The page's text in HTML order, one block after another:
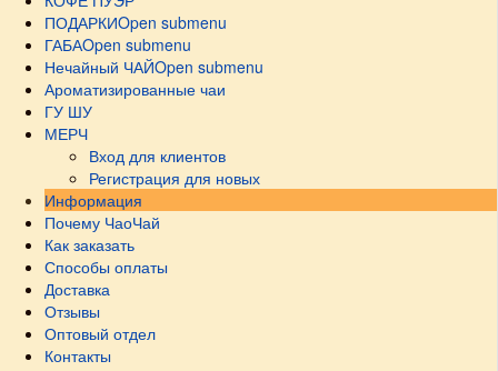
ПОДАРКИOpen submenu
ГАБАOpen submenu
Нечайный ЧАЙOpen submenu
Ароматизированные чаи
ГУ ШУ
МЕРЧ
Вход для клиентов
Регистрация для новых
Информация
Почему ЧаоЧай
Как заказать
Способы оплаты
Доставка
Отзывы
Оптовый отдел
Контакты